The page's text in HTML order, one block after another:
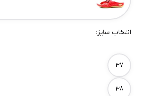
انتخاب سایز:
Size